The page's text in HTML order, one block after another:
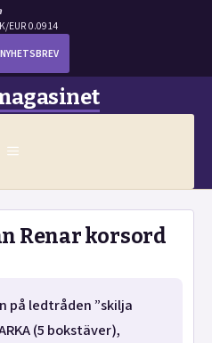
EUR 0.0914
NYHETSBREV
MENY
Renar korsord
på ledtråden ”skilja
(5 bokstäver),